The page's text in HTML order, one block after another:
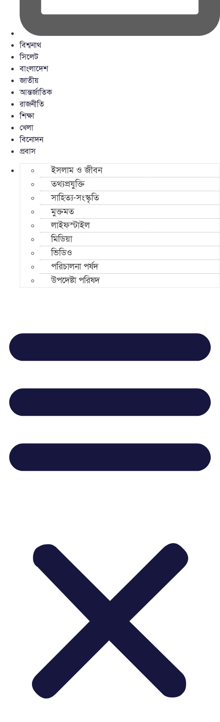
বিশ্বনাথ
সিলেট
বাংলাদেশ
জাতীয়
আন্তর্জাতিক
রাজনীতি
শিক্ষা
খেলা
বিনোদন
প্রবাস
ইসলাম ও জীবন
তথ্যপ্রযুক্তি
সাহিত্য-সংস্কৃতি
মুক্তমত
লাইফস্টাইল
মিডিয়া
ভিডিও
পরিচালনা পর্ষদ
উপদেষ্টা পরিষদ